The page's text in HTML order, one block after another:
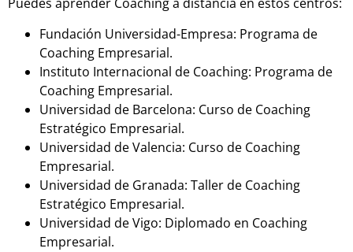
Puedes aprender Coaching a distancia en estos centros:
Fundación Universidad-Empresa: Programa de
Coaching Empresarial.
Instituto Internacional de Coaching: Programa de
Coaching Empresarial.
Universidad de Barcelona: Curso de Coaching
Estratégico Empresarial.
Universidad de Valencia: Curso de Coaching
Empresarial.
Universidad de Granada: Taller de Coaching
Estratégico Empresarial.
Universidad de Vigo: Diplomado en Coaching
Empresarial.